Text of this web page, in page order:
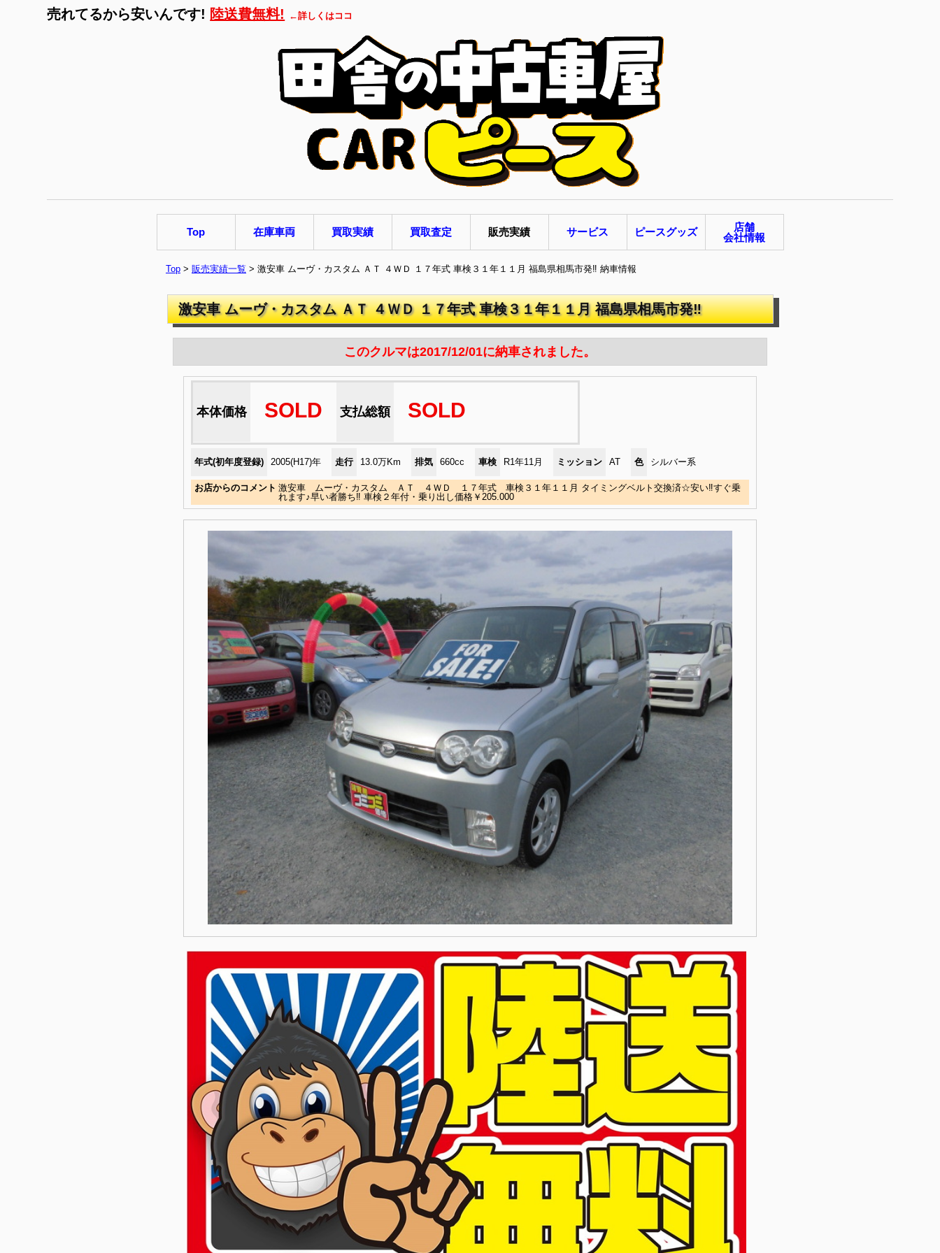
売れてるから安いんです! 陸送費無料! ←詳しくはココ
Top 在庫車両 買取実績 買取査定 販売実績 サービス ピースグッズ
店舗
会社情報
Top > 販売実績一覧 > 激安車 ムーヴ・カスタム ＡＴ ４ＷＤ １７年式 車検３１年１１月 福島県相馬市発‼ 納車情報
激安車 ムーヴ・カスタム ＡＴ ４ＷＤ １７年式 車検３１年１１月 福島県相馬市発‼
このクルマは2017/12/01に納車されました。
本体価格 SOLD 支払総額 SOLD
年式(初年度登録) 2005(H17)年 走行 13.0万Km 排気 660cc 車検 R1年11月 ミッション AT 色 シルバー系
お店からのコメント 激安車 ムーヴ・カスタム ＡＴ ４ＷＤ １７年式 車検３１年１１月 タイミングベルト交換済☆安い‼すぐ乗
れます♪早い者勝ち‼ 車検２年付・乗り出し価格￥205.000